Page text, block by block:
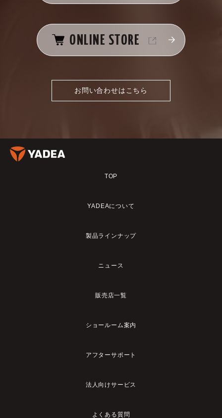
ONLINE STORE
お問い合わせはこちら
TOP
YADEAについて
製品ラインナップ
ニュース
販売店一覧
ショールーム案内
アフターサポート
法人向けサービス
よくある質問